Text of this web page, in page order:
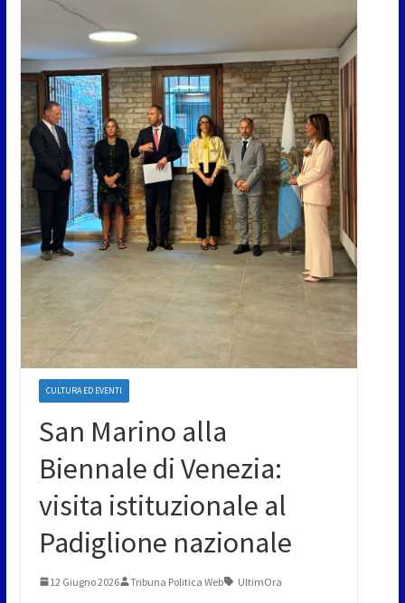
CULTURA ED EVENTI
San Marino alla
Biennale di Venezia:
visita istituzionale al
Padiglione nazionale
12 Giugno 2026 Tribuna Politica Web UltimOra